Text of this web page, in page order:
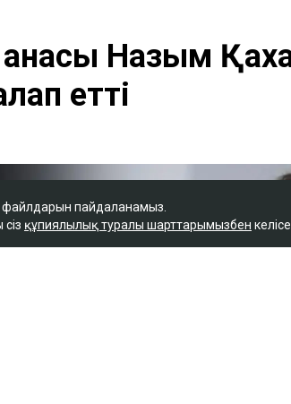
Назым
етті
файлдарын пайдаланамыз.
құпиялылық туралы шарттарымызбен